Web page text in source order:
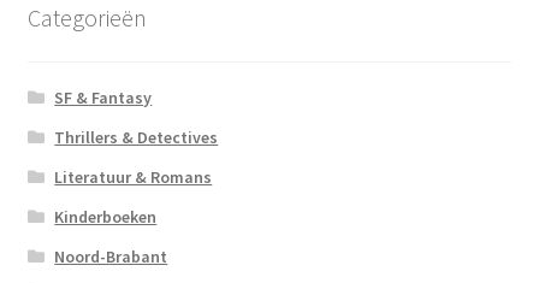
Categorieën
SF & Fantasy
Thrillers & Detectives
Literatuur & Romans
Kinderboeken
Noord-Brabant